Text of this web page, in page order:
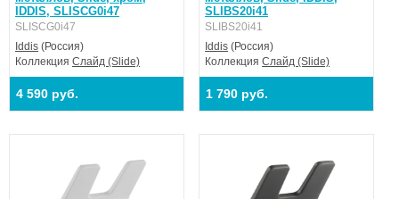
IDDIS, SLISCG0i47
SLISCG0i47
Iddis (Россия)
Коллекция Слайд (Slide)
4 590 руб.
SLIBS20i41
SLIBS20i41
Iddis (Россия)
КоллекцияСлайд (Slide)
1 790 руб.